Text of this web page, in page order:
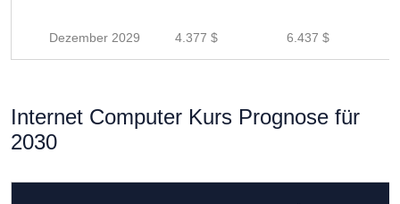
Dezember 2029 4.377 $ 6.437 $
Internet Computer Kurs Prognose für
2030